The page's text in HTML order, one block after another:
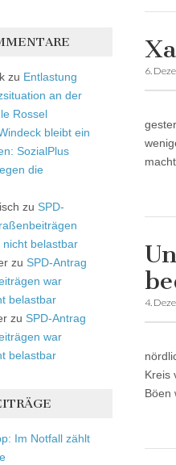
6.
4.
Kreis
Böen
zu Entlastung
an der
Rossel
bleibt ein
SozialPlus
die
zu SPD-
belastbar
zu SPD-Antrag
war
belastbar
zu SPD-Antrag
war
belastbar
Im Notfall zählt